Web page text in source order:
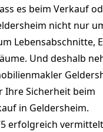
es beim Verkauf
nicht nur
Lebensabschnitte,
Und deshalb
Ihre Sicherheit beim
in Geldersheim.
erfolgreich